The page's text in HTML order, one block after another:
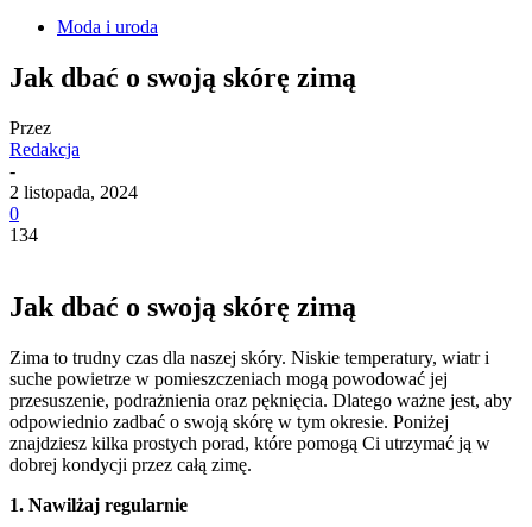
Moda i uroda
Jak dbać o swoją skórę zimą
Przez
Redakcja
-
2 listopada, 2024
0
134
Jak dbać o swoją skórę zimą
Zima to trudny czas dla naszej skóry. Niskie temperatury, wiatr i
suche powietrze w pomieszczeniach mogą powodować jej
przesuszenie, podrażnienia oraz pęknięcia. Dlatego ważne jest, aby
odpowiednio zadbać o swoją skórę w tym okresie. Poniżej
znajdziesz kilka prostych porad, które pomogą Ci utrzymać ją w
dobrej kondycji przez całą zimę.
1. Nawilżaj regularnie